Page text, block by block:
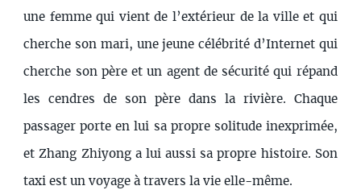
une femme qui vient de l’extérieur de la ville et qui
cherche son mari, une jeune célébrité d’Internet qui
cherche son père et un agent de sécurité qui répand
les cendres de son père dans la rivière. Chaque
passager porte en lui sa propre solitude inexprimée,
et Zhang Zhiyong a lui aussi sa propre histoire. Son
taxi est un voyage à travers la vie elle-même.